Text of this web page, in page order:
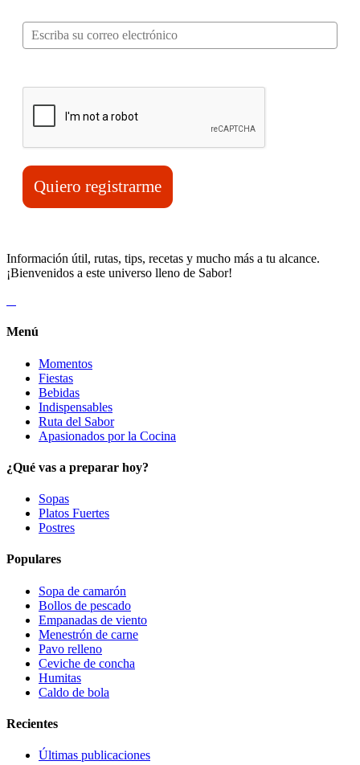
Quiero registrarme
Información útil, rutas, tips, recetas y mucho más a tu alcance.
¡Bienvenidos a este universo lleno de Sabor!
Menú
Momentos
Fiestas
Bebidas
Indispensables
Ruta del Sabor
Apasionados por la Cocina
¿Qué vas a preparar hoy?
Sopas
Platos Fuertes
Postres
Populares
Sopa de camarón
Bollos de pescado
Empanadas de viento
Menestrón de carne
Pavo relleno
Ceviche de concha
Humitas
Caldo de bola
Recientes
Últimas publicaciones